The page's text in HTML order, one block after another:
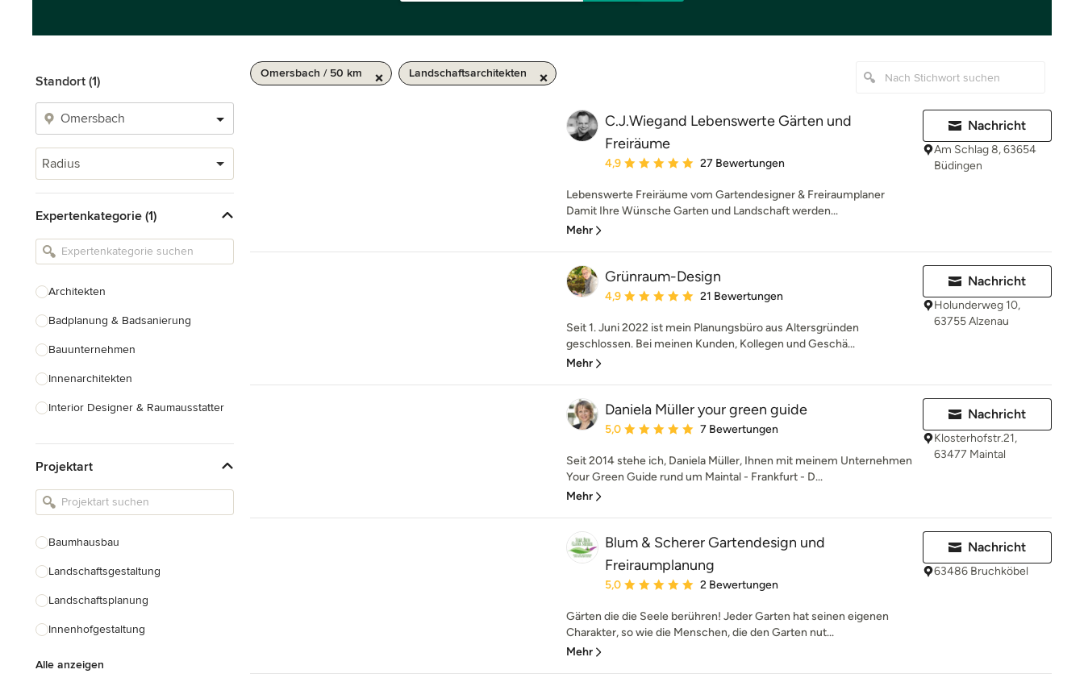
Standort (1)
Radius
Expertenkategorie (1)
Architekten
Badplanung & Badsanierung
Bauunternehmen
Innenarchitekten
Interior Designer & Raumausstatter
Landschaftsarchitekten
Armaturen & Sanitärbedarf
Projektart
Baumhausbau
Landschaftsgestaltung
Landschaftsplanung
Innenhofgestaltung
Alle anzeigen
Omersbach / 50 km Landschaftsarchitekten
C.J.Wiegand Lebenswerte Gärten und
Freiräume
Durchschnittliche Bewertung: 4.9 von 5 Sternen
4,9 27 Bewertungen
Lebenswerte Freiräume vom Gartendesigner & Freiraumplaner
Damit Ihre Wünsche Garten und Landschaft werden...
Mehr
Nachricht
Am Schlag 8, 63654
Büdingen
Grünraum-Design
Durchschnittliche Bewertung: 4.9 von 5 Sternen
4,9 21 Bewertungen
Seit 1. Juni 2022 ist mein Planungsbüro aus Altersgründen
geschlossen. Bei meinen Kunden, Kollegen und Geschä...
Mehr
Nachricht
Holunderweg 10,
63755 Alzenau
Daniela Müller your green guide
Durchschnittliche Bewertung: 5 von 5 Sternen
5,0 7 Bewertungen
Seit 2014 stehe ich, Daniela Müller, Ihnen mit meinem Unternehmen
Your Green Guide rund um Maintal - Frankfurt - D...
Mehr
Nachricht
Klosterhofstr.21,
63477 Maintal
Blum & Scherer Gartendesign und
Freiraumplanung
Durchschnittliche Bewertung: 5 von 5 Sternen
5,0 2 Bewertungen
Gärten die die Seele berühren! Jeder Garten hat seinen eigenen
Charakter, so wie die Menschen, die den Garten nut...
Mehr
Nachricht
63486 Bruchköbel